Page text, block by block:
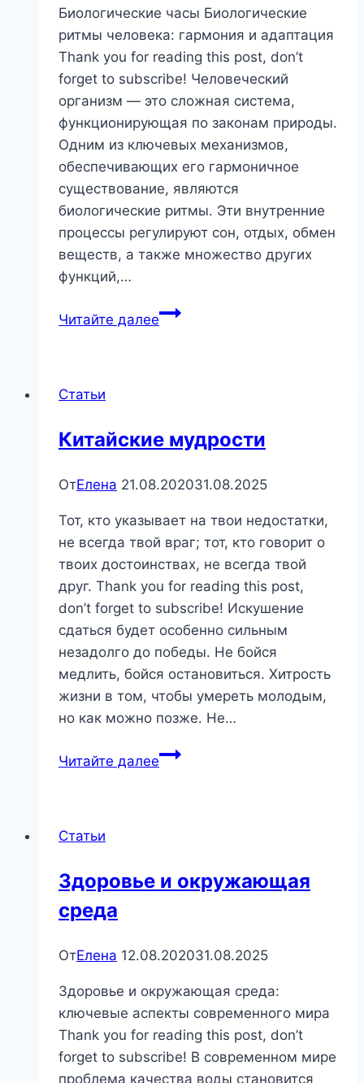
Биологические часы Биологические
ритмы человека: гармония и адаптация
Thank you for reading this post, don’t
forget to subscribe! Человеческий
организм — это сложная система,
функционирующая по законам природы.
Одним из ключевых механизмов,
обеспечивающих его гармоничное
существование, являются
биологические ритмы. Эти внутренние
процессы регулируют сон, отдых, обмен
веществ, а также множество других
функций,…
Читайте далееБиологические
Статьи
Китайские мудрости
ОтЕлена 21.08.202031.08.2025
Тот, кто указывает на твои недостатки,
не всегда твой враг; тот, кто говорит о
твоих достоинствах, не всегда твой
друг. Thank you for reading this post,
don’t forget to subscribe! Искушение
сдаться будет особенно сильным
незадолго до победы. Не бойся
медлить, бойся остановиться. Хитрость
жизни в том, чтобы умереть молодым,
но как можно позже. Не…
Читайте далееКитайские
Статьи
Здоровье и окружающая
среда
ОтЕлена 12.08.202031.08.2025
Здоровье и окружающая среда:
ключевые аспекты современного мира
Thank you for reading this post, don’t
forget to subscribe! В современном мире
проблема качества воды становится